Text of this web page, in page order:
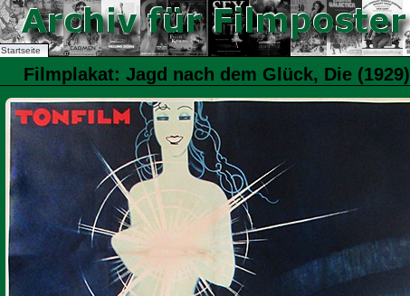
Startseite
Filmplakat: Jagd nach dem Glück, Die (1929)